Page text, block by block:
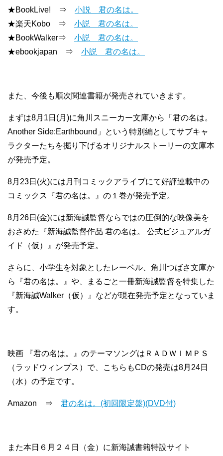
★BookLive! ⇒ 小説 君の名は。
★楽天Kobo ⇒ 小説 君の名は。
★BookWalker⇒ 小説 君の名は。
★ebookjapan ⇒ 小説 君の名は。
また、今後も順次関連書籍が発売されていきます。
まずは8月1日(月)に角川スニーカー文庫から「君の名は。
Another Side:Earthbound」という特別編としてサブキャ
ラクターたちを掘り下げるオリジナルストーリーの文庫本
が発売予定。
8月23日(火)には月刊コミックアライブにて好評連載中の
コミックス『君の名は。』の１巻が発売予定。
8月26日(金)には新海誠監督ならではの圧倒的な映像美を
おさめた『新海誠監督作品 君の名は。 公式ビジュアルガ
イド（仮）』が発売予定。
さらに、小学生を対象としたレーベル、角川つばさ文庫か
ら『君の名は。』や、まるごと一冊新海誠監督を特集した
『新海誠Walker（仮）』などが現在発売予定となっていま
す。
映画 『君の名は。』のテーマソングはＲＡＤＷＩＭＰＳ
（ラッドウィンプス）で、こちらもCDの発売は8月24日
（水）の予定です。
Amazon ⇒ 君の名は。(初回限定盤)(DVD付)
また本日６月２４日（金）に新海誠書籍特設サイト